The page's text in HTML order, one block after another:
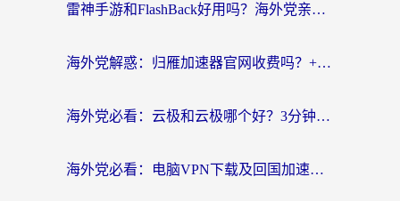
雷神手游和FlashBack好用吗？海外党亲测指南，避开破解版坑轻松访问国内资源
海外党解惑：归雁加速器官网收费吗？+3个回国加速问题的真实答案
海外党必看：云极和云极哪个好？3分钟选对回国加速器，无缝访问国内资源
海外党必看：电脑VPN下载及回国加速器选择指南——无缝访问国内资源不再难